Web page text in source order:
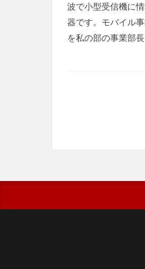
波で小型受信機に
器です。モバイル
を私の部の事業部